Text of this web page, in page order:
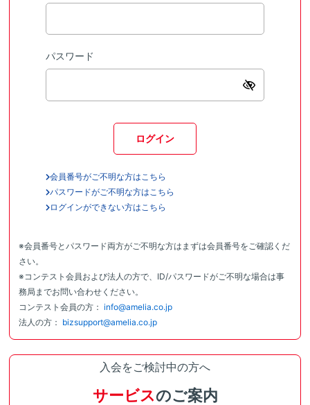
パスワード
ログイン
会員番号がご不明な方はこちら
パスワードがご不明な方はこちら
ログインができない方はこちら
※会員番号とパスワード両方がご不明な方はまずは会員番号をご確認くだ
さい。
※コンテスト会員および法人の方で、ID/パスワードがご不明な場合は事
務局までお問い合わせください。
コンテスト会員の方： info@amelia.co.jp
法人の方： bizsupport@amelia.co.jp
入会をご検討中の方へ
サービスのご案内